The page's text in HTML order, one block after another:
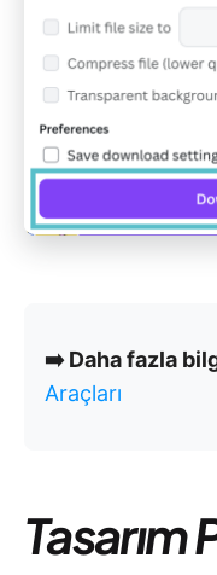
➡️ Daha fazla
Araçları
Tasarım